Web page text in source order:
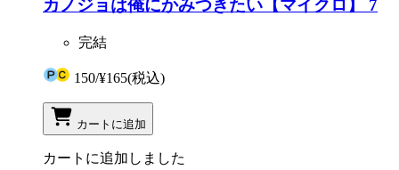
カノジョは俺にかみつきたい【マイクロ】 7
完結
150/¥165(税込)
カートに追加
カートに追加しました